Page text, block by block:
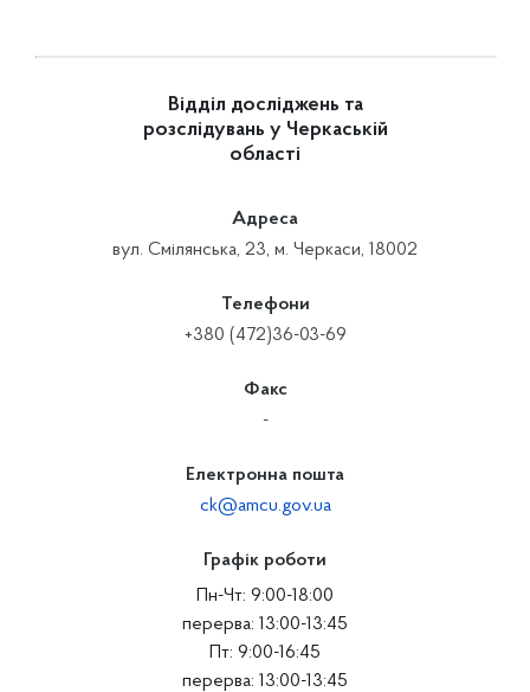
Відділ досліджень та
розслідувань у Черкаській
області
Адреса
вул. Смілянська, 23, м. Черкаси, 18002
Телефони
+380 (472)36-03-69
Факс
-
Електронна пошта
ck@amcu.gov.ua
Графік роботи
Пн-Чт: 9:00-18:00
перерва: 13:00-13:45
Пт: 9:00-16:45
перерва: 13:00-13:45